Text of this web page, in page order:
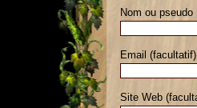
Nom ou pseudo
Email
Site Web